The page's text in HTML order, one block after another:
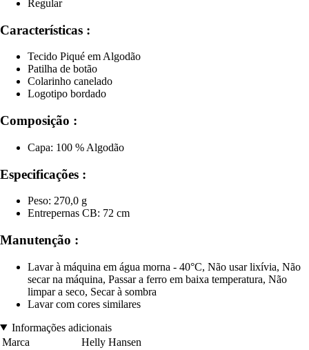
Regular
Características :
Tecido Piqué em Algodão
Patilha de botão
Colarinho canelado
Logotipo bordado
Composição :
Capa: 100 % Algodão
Especificações :
Peso: 270,0 g
Entrepernas CB: 72 cm
Manutenção :
Lavar à máquina em água morna - 40°C, Não usar lixívia, Não
secar na máquina, Passar a ferro em baixa temperatura, Não
limpar a seco, Secar à sombra
Lavar com cores similares
Informações adicionais
Marca
Helly Hansen